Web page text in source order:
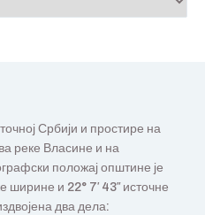
Србији и простире на
реке Власине и на
положај општине је
ширине и 22° 7′ 43″ источне
два дела: